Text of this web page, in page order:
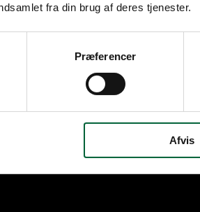
fra din brug af deres tjenester.
Præferencer
Afvis